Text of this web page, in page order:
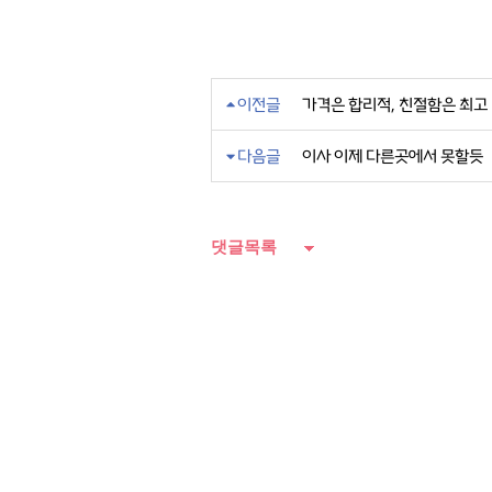
이전글 가격은 합리적, 친절함은 최고
다음글 이사 이제 다른곳에서 못할듯
댓글목록